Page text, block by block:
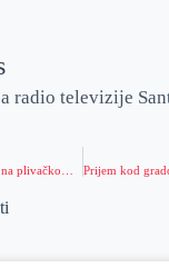
radio televizije